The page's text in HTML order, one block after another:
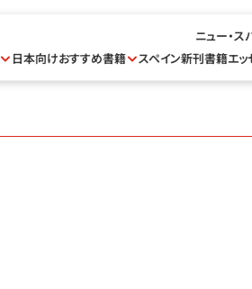
ニュー・ス
日本向けおすすめ書籍
スペイン新刊書籍エ